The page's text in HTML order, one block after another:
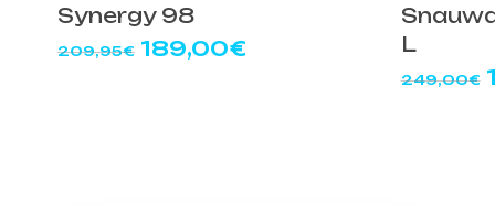
Synergy 98
209,95€ Il
189,00€Il
L
249,00€ Il